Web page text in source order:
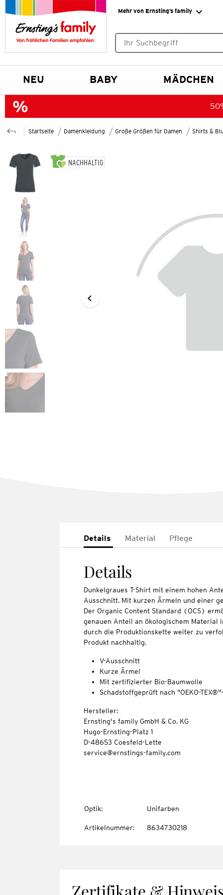
Mehr von Ernsting’s family
NEU BABY MÄDCHEN
Startseite Damenkleidung Große Größen für Damen Shirts &
NACHHALTIG
Details Material Pflege
Details
Dunkelgraues T-Shirt mit einem hohen
Ausschnitt. Mit kurzen Ärmeln und einer
Der Organic Content Standard (OCS)
genauen Anteil an ökologischem Material
durch die Produktionskette weiter zu
Produkt nachhaltig.
V-Ausschnitt
Kurze Ärmel
Mit zertifizierter Bio-Baumwolle
Schadstoffgeprüft nach "OEKO-
Hersteller:
Ernsting's family GmbH & Co. KG
Hugo-Ernsting-Platz 1
D-48653 Coesfeld-Lette
service@ernstings-family.com
Optik: Unifarben
Artikelnummer: 8634730218